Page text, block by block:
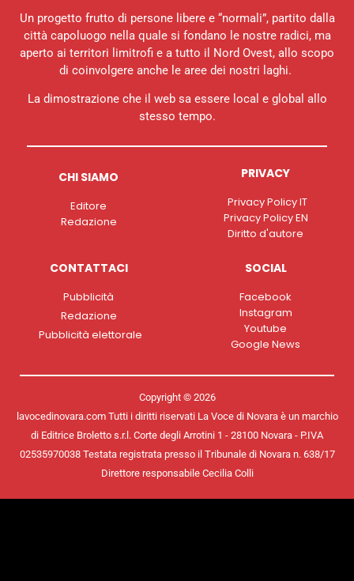
Un progetto frutto di persone libere e “normali”, partito dalla
città capoluogo nella quale si fondano le nostre radici, ma
aperto ai territori limitrofi e a tutto il Nord Ovest, allo scopo
di coinvolgere anche le aree dei nostri laghi.
La dimostrazione che il web sa essere local e global allo
stesso tempo.
CHI SIAMO
Editore
Redazione
PRIVACY
Privacy Policy IT
Privacy Policy EN
Diritto d'autore
CONTATTACI
Pubblicità
Redazione
Pubblicità elettorale
SOCIAL
Facebook
Instagram
Youtube
Google News
Copyright © 2026
lavocedinovara.com Tutti i diritti riservati La Voce di Novara è un marchio
di Editrice Broletto s.r.l. Corte degli Arrotini 1 - 28100 Novara - P.IVA
02535970038 Testata registrata presso il Tribunale di Novara n. 638/17
Direttore responsabile Cecilia Colli